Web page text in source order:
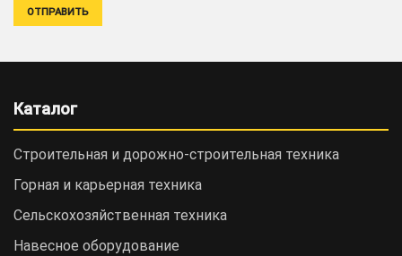
Каталог
Строительная и дорожно-cтроительная техника
Горная и карьерная техника
Сельскохозяйственная техника
Навесное оборудование